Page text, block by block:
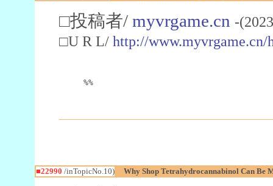
□投稿者/ myvrgame.cn -
□U R L/ http://www.myvrgame.cn/
%%
■22990 /inTopicNo.10) Why Shop Tetrahydrocannabinol Can Be